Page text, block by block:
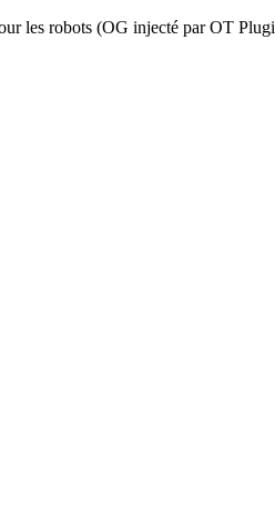
les robots (OG injecté par OT